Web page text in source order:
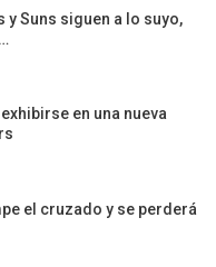
y Suns siguen a lo suyo,
en una nueva
el cruzado y se perderá